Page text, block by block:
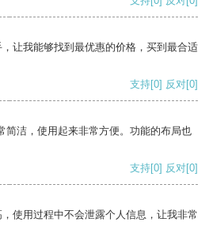
让我能够找到最优惠的价格，买到最合适
支持[0] 反对[0]
简洁，使用起来非常方便。功能的布局也
支持[0] 反对[0]
使用过程中不会泄露个人信息，让我非常